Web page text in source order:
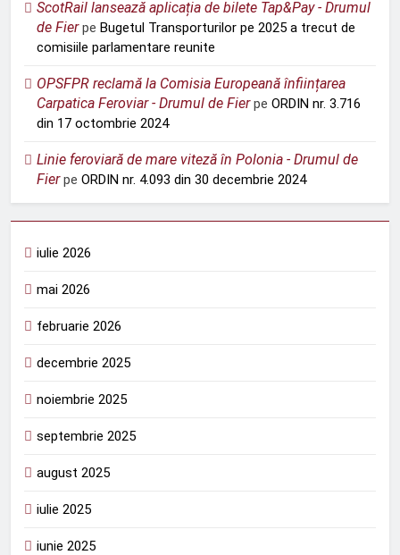
ScotRail lansează aplicația de bilete Tap&Pay - Drumul
de Fierpe Bugetul Transporturilor pe 2025 a trecut de
comisiile parlamentare reunite
OPSFPR reclamă la Comisia Europeană înființarea
Carpatica Feroviar - Drumul de Fierpe ORDIN nr. 3.716
din 17 octombrie 2024
Linie feroviară de mare viteză în Polonia - Drumul de
Fierpe ORDIN nr. 4.093 din 30 decembrie 2024
iulie 2026
mai 2026
februarie 2026
decembrie 2025
noiembrie 2025
septembrie 2025
august 2025
iulie 2025
iunie 2025